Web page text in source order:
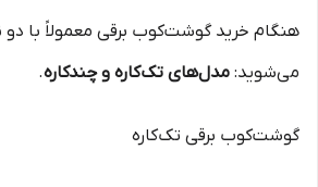
هنگام خرید گوشت‌کوب برقی معمولاً با دو
می‌شوید: مدل‌های تک‌کاره و چندکاره.
گوشت‌کوب برقی تک‌کاره